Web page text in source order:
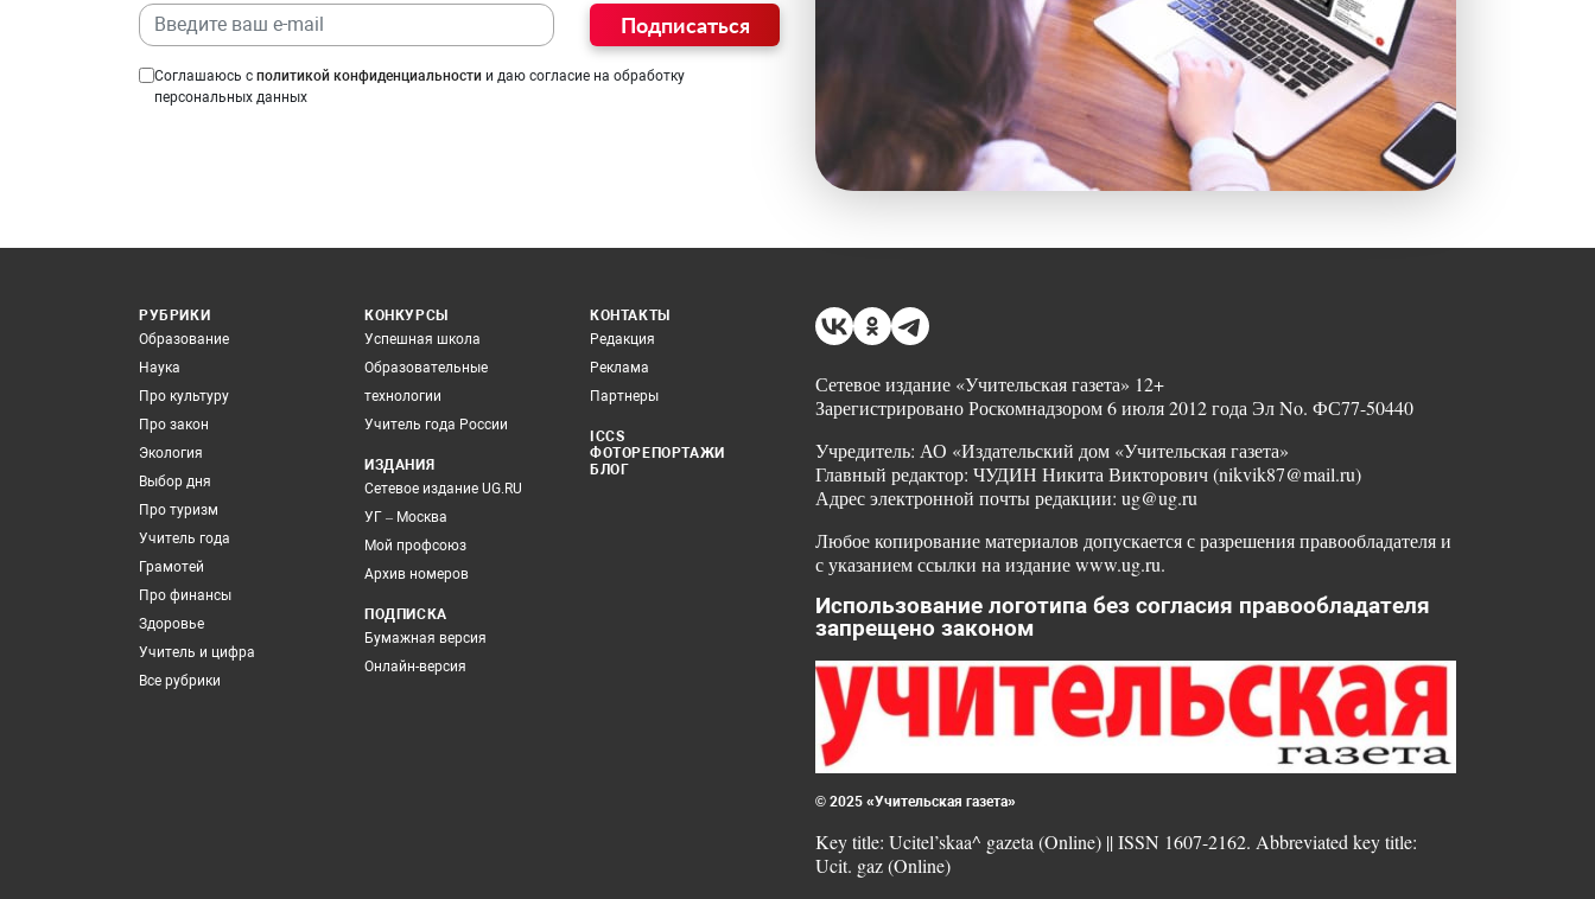
Подписаться
Соглашаюсь с политикой конфиденциальности и даю согласие на обработку
персональных данных
РУБРИКИ
Образование
Наука
Про культуру
Про закон
Экология
Выбор дня
Про туризм
Учитель года
Грамотей
Про финансы
Здоровье
Учитель и цифра
Все рубрики
КОНКУРСЫ
Успешная школа
Образовательные
технологии
Учитель года России
ИЗДАНИЯ
Сетевое издание UG.RU
УГ – Москва
Мой профсоюз
Архив номеров
ПОДПИСКА
Бумажная версия
Онлайн-версия
КОНТАКТЫ
Редакция
Реклама
Партнеры
ICCS
ФОТОРЕПОРТАЖИ
БЛОГ
Сетевое издание «Учительская газета» 12+
Зарегистрировано Роскомнадзором 6 июля 2012 года Эл No. ФС77-50440
Учредитель: АО «Издательский дом «Учительская газета»
Главный редактор: ЧУДИН Никита Викторович (nikvik87@mail.ru)
Адрес электронной почты редакции: ug@ug.ru
Любое копирование материалов допускается с разрешения правообладателя и
с указанием ссылки на издание www.ug.ru.
Использование логотипа без согласия правообладателя
запрещено законом
© 2025 «Учительская газета»
Key title: Ucitel’skaa^ gazeta (Online) || ISSN 1607-2162. Abbreviated key title:
Ucit. gaz (Online)